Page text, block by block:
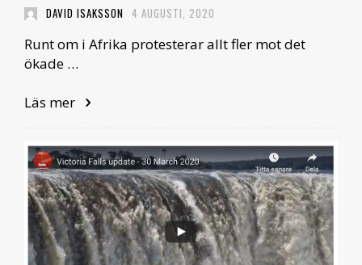
DAVID ISAKSSON 4 AUGUSTI, 2020
Runt om i Afrika protesterar allt fler mot det
ökade …
Läs mer